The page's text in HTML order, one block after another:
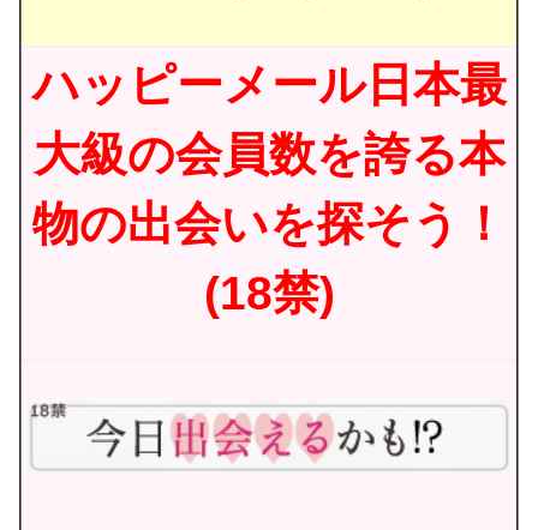
ハッピーメール日本最
大級の会員数を誇る本
物の出会いを探そう！
(18禁)